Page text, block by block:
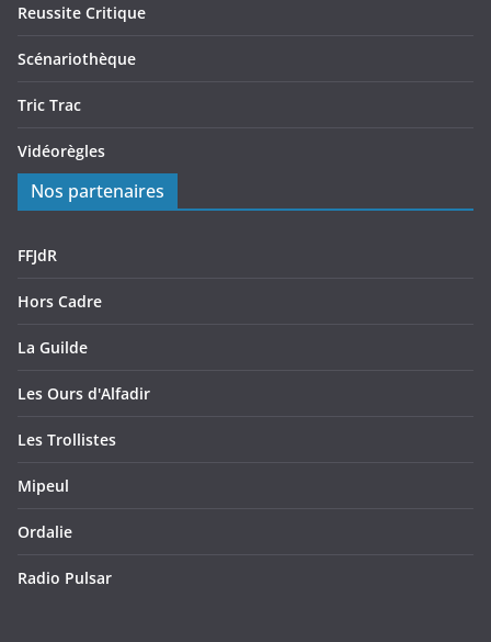
Reussite Critique
Scénariothèque
Tric Trac
Vidéorègles
Nos partenaires
FFJdR
Hors Cadre
La Guilde
Les Ours d'Alfadir
Les Trollistes
Mipeul
Ordalie
Radio Pulsar